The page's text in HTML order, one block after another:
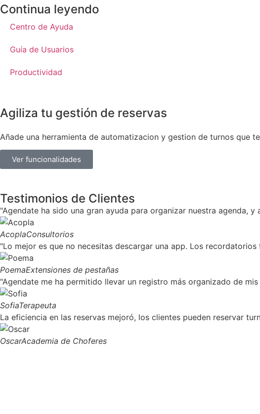
Continua leyendo
Centro de Ayuda
Guía de Usuarios
Productividad
Agiliza tu gestión de reservas
Añade una herramienta de automatizacion y gestion de turnos que
Ver funcionalidades
Testimonios de Clientes
"Agendate ha sido una gran ayuda para organizar nuestra agenda,
AcoplaConsultorios
"Lo mejor es que no necesitas descargar una app. Los
PoemaExtensiones de pestañas​
"Agendate me ha permitido llevar un registro más organizado de
SofiaTerapeuta
La eficiencia en las reservas mejoró, los clientes pueden reservar
OscarAcademia de Choferes